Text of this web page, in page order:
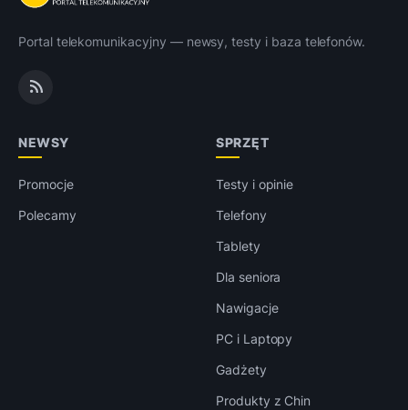
Portal telekomunikacyjny — newsy, testy i baza telefonów.
NEWSY
Promocje
Polecamy
SPRZĘT
Testy i opinie
Telefony
Tablety
Dla seniora
Nawigacje
PC i Laptopy
Gadżety
Produkty z Chin